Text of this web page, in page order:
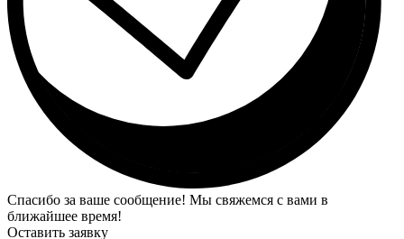
Спасибо за ваше сообщение! Мы свяжемся с вами в
ближайшее время!
Оставить заявку